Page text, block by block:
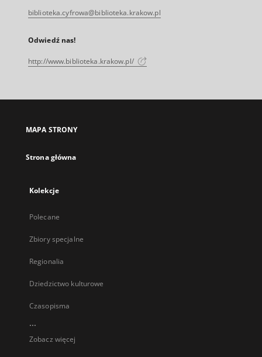
biblioteka.cyfrowa@biblioteka.krakow.pl
Odwiedź nas!
http://www.biblioteka.krakow.pl/
MAPA STRONY
Strona główna
Kolekcje
Polecane
Zbiory specjalne
Regionalia
Dziedzictwo kulturowe
Czasopisma
...
Zobacz więcej